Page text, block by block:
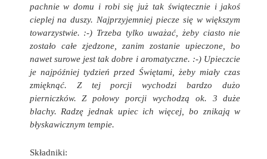
pachnie w domu i robi się już tak świątecznie i jakoś
cieplej na duszy. Najprzyjemniej piecze się w większym
towarzystwie. :-) Trzeba tylko uważać, żeby ciasto nie
zostało całe zjedzone, zanim zostanie upieczone, bo
nawet surowe jest tak dobre i aromatyczne. :-) Upieczcie
je najpóźniej tydzień przed Świętami, żeby miały czas
zmięknąć. Z tej porcji wychodzi bardzo dużo
pierniczków. Z połowy porcji wychodzą ok. 3 duże
blachy. Radzę jednak upiec ich więcej, bo znikają w
błyskawicznym tempie.
Składniki: